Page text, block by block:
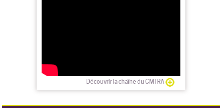
Découvrir la chaîne du CMTRA